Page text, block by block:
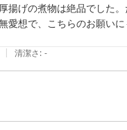
揚げの煮物は絶品でした
愛想で、こちらのお願い
| 清潔さ: -